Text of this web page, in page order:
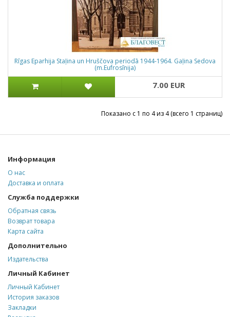
Rīgas Eparhija Staļina un Hruščova periodā 1944-1964. Gaļina Sedova
(m.Eufrosīnija)
7.00 EUR
Показано с 1 по 4 из 4 (всего 1 страниц)
Информация
О нас
Доставка и оплата
Служба поддержки
Обратная связь
Возврат товара
Карта сайта
Дополнительно
Издательства
Личный Кабинет
Личный Кабинет
История заказов
Закладки